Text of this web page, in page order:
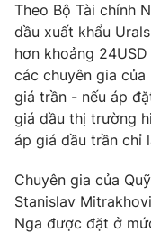
Theo Bộ Tài chính
dầu xuất khẩu
hơn khoảng
các chuyên gia của
giá trần - nếu áp
giá dầu thị trường
áp giá dầu trần chỉ
Chuyên gia của
Stanislav
Nga được đặt ở